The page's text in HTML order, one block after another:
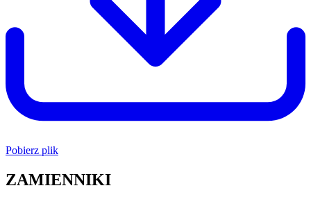
Pobierz plik
ZAMIENNIKI